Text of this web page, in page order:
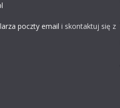
poczty email i skontaktuj się z